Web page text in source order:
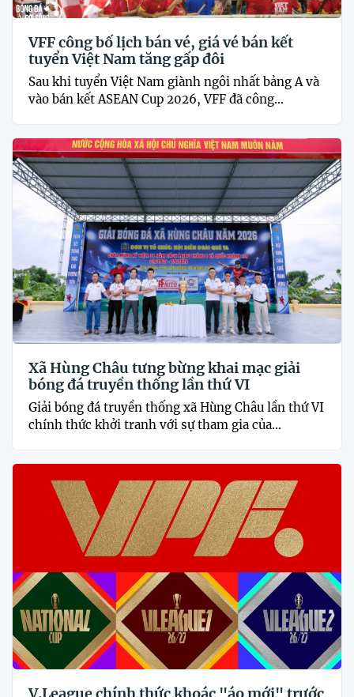
VFF công bố lịch bán vé, giá vé bán kết
tuyển Việt Nam tăng gấp đôi
Sau khi tuyển Việt Nam giành ngôi nhất bảng A và
vào bán kết ASEAN Cup 2026, VFF đã công...
Xã Hùng Châu tưng bừng khai mạc giải
bóng đá truyền thống lần thứ VI
Giải bóng đá truyền thống xã Hùng Châu lần thứ VI
chính thức khởi tranh với sự tham gia của...
V.League chính thức khoác "áo mới" trước